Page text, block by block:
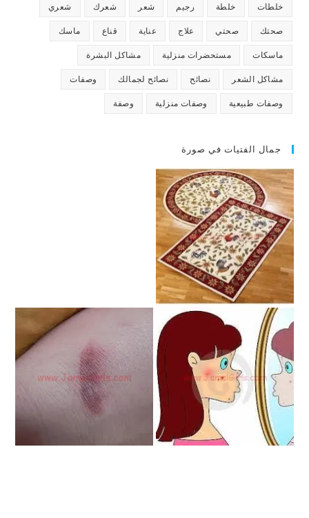
خلطات خلطة رجيم شعر شعرك شعري
صحتك صحتي علاج عناية قناع ماسك
ماسكات مستحضرات منزلية مشاكل البشرة
مشاكل الشعر نصائح نصائح لجمالك وصفات
وصفات طبيعية وصفات منزلية وصفة
جمال الفتيات في صورة